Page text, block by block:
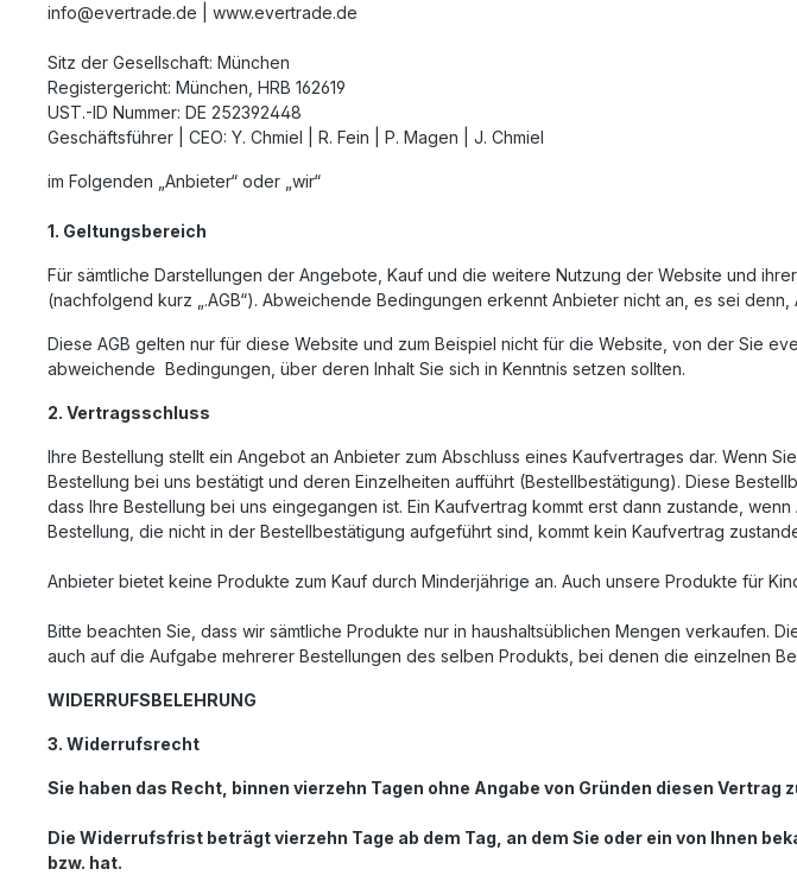
info@evertrade.de | www.evertrade.de
Sitz der Gesellschaft: München
Registergericht: München, HRB 162619
UST.-ID Nummer: DE 252392448
Geschäftsführer | CEO: Y. Chmiel | R. Fein | P. Magen | J. Chmiel
im Folgenden „Anbieter“ oder „wir“
1. Geltungsbereich
Für sämtliche Darstellungen der Angebote, Kauf und die weitere Nutzung der Website und
(nachfolgend kurz „.AGB“). Abweichende Bedingungen erkennt Anbieter nicht an, es sei
Diese AGB gelten nur für diese Website und zum Beispiel nicht für die Website, von der Sie
abweichende Bedingungen, über deren Inhalt Sie sich in Kenntnis setzen sollten.
2. Vertragsschluss
Ihre Bestellung stellt ein Angebot an Anbieter zum Abschluss eines Kaufvertrages dar. Wenn
Bestellung bei uns bestätigt und deren Einzelheiten aufführt (Bestellbestätigung). Diese
dass Ihre Bestellung bei uns eingegangen ist. Ein Kaufvertrag kommt erst dann zustande,
Bestellung, die nicht in der Bestellbestätigung aufgeführt sind, kommt kein Kaufvertrag
Anbieter bietet keine Produkte zum Kauf durch Minderjährige an. Auch unsere Produkte für
Bitte beachten Sie, dass wir sämtliche Produkte nur in haushaltsüblichen Mengen verkaufen.
auch auf die Aufgabe mehrerer Bestellungen des selben Produkts, bei denen die einzelnen
WIDERRUFSBELEHRUNG
3. Widerrufsrecht
Sie haben das Recht, binnen vierzehn Tagen ohne Angabe von Gründen diesen Vertrag
Die Widerrufsfrist beträgt vierzehn Tage ab dem Tag, an dem Sie oder ein von Ihnen
bzw. hat.